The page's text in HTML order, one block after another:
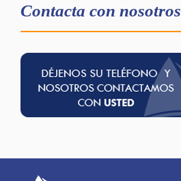
Contacta con nosotros